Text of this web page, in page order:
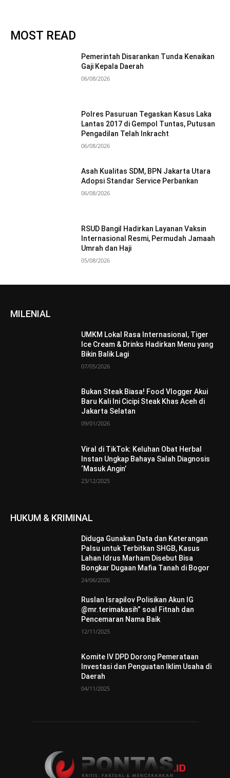
MOST READ
Pemerintah Disarankan Tunda Kenaikan
Gaji Kepala Daerah
06/08/2026
Polres Pasuruan Tegaskan Kasus Laka
Lantas 2017 di Gempol Tuntas, Putusan
Pengadilan Telah Inkracht
06/08/2026
Asah Kualitas SDM, BPN Jakarta Utara
Adopsi Standar Service Perbankan
06/08/2026
RSUD Bangil Hadirkan Layanan Vaksin
Internasional Resmi, Permudah Jamaah
Umrah dan Haji
05/08/2026
MILENIAL
UMKM Lokal Rasa Internasional, Tiger
Ice Cream & Drinks Hadirkan Menu yang
Bikin Balik Lagi
07/05/2026
Bukan Steak Biasa! Food Vlogger Akui
Baru Kali Ini Cicipi Steak Khas Aceh di
Jakarta Selatan
09/01/2026
Viral di TikTok: Keluhan Obat Herbal
Instan Ungkap Bahaya Salah Diagnosis
‘Masuk Angin’
23/12/2025
HUKUM & KRIMINAL
Diduga Gunakan Data dan Keterangan
Palsu untuk Terbitkan SHGB, Kasus
Lahan Idrus Marham Disebut Bisa
Bongkar Dugaan Mafia Tanah di Bogor
24/06/2026
Ruslan Israpilov Polisikan Akun IG
@mr.terimakasih” soal Fitnah dan
Pencemaran Nama Baik
12/11/2025
Komite IV DPD Dorong Pemerataan
Investasi dan Penguatan Iklim Usaha di
Daerah
04/11/2025